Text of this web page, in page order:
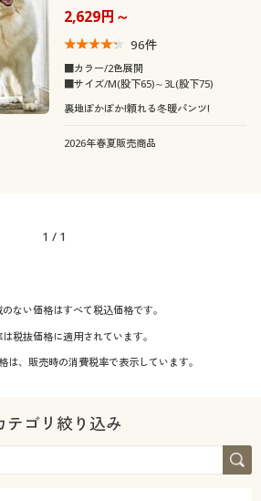
2,629円～
96件
■カラー/2色展開
■サイズ/M(股下65)～3L(股下75)
裏地ぽかぽか!頼れる冬暖パンツ!
2026年春夏販売商品
1 / 1
ない価格はすべて税込価格です。
税抜価格に適用されています。
、販売時の消費税率で表示しています。
テゴリ絞り込み